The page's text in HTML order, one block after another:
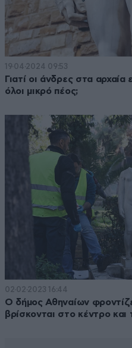
19·04·2024 09:53
Γιατί οι άνδρες στα
όλοι μικρό πέος;
02·02·2023 16:44
Ο δήμος Αθηναίων
βρίσκονται στο κέντρο και